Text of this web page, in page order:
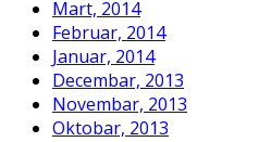
Mart, 2014
Februar, 2014
Januar, 2014
Decembar, 2013
Novembar, 2013
Oktobar, 2013